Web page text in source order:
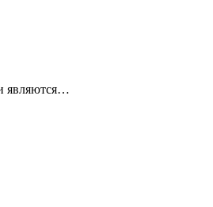
являются…